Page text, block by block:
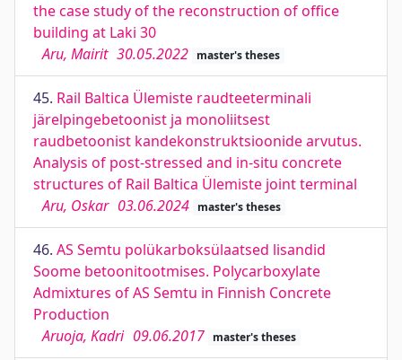
the case study of the reconstruction of office
building at Laki 30
Aru, Mairit 30.05.2022 master's theses
45. Rail Baltica Ülemiste raudteeterminali
järelpingebetoonist ja monoliitsest
raudbetoonist kandekonstruktsioonide arvutus.
Analysis of post-stressed and in-situ concrete
structures of Rail Baltica Ülemiste joint terminal
Aru, Oskar 03.06.2024 master's theses
46. AS Semtu polükarboksülaatsed lisandid
Soome betoonitootmises. Polycarboxylate
Admixtures of AS Semtu in Finnish Concrete
Production
Aruoja, Kadri 09.06.2017 master's theses